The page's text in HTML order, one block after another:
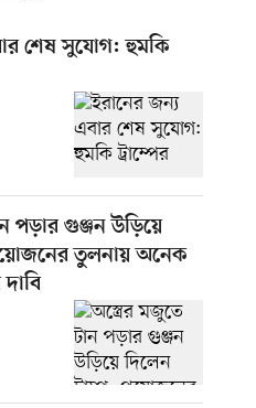
শেষ সুযোগ: হুমকি
পড়ার গুঞ্জন উড়িয়ে
তুলনায় অনেক